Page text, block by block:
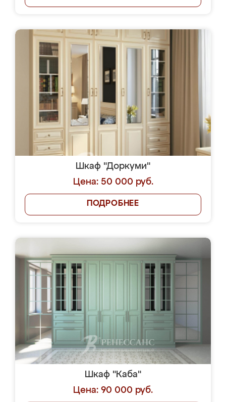
Шкаф "Доркуми"
Цена: 50 000 руб.
ПОДРОБНЕЕ
Шкаф "Каба"
Цена: 90 000 руб.